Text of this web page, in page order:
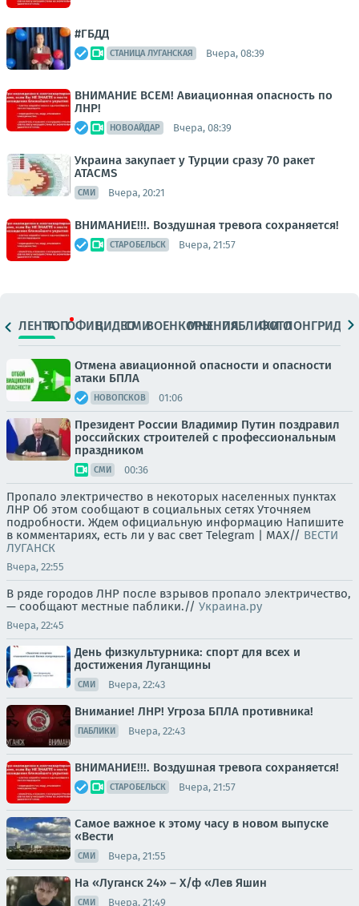
#ГБДД
СТАНИЦА ЛУГАНСКАЯ Вчера, 08:39
ВНИМАНИЕ ВСЕМ! Авиационная опасность по
ЛНР!
НОВОАЙДАР Вчера, 08:39
Украина закупает у Турции сразу 70 ракет
ATACMS
СМИ Вчера, 20:21
ВНИМАНИЕ!!!. Воздушная тревога сохраняется!
СТАРОБЕЛЬСК Вчера, 21:57
ЛЕНТАТОПОФИЦ.ВИДЕОСМИВОЕНКОРЫМНЕНИЯПАБЛИКИ
ФОТОЛОНГРИДЫ
Отмена авиационной опасности и опасности
атаки БПЛА
НОВОПСКОВ 01:06
Президент России Владимир Путин поздравил
российских строителей с профессиональным
праздником
СМИ 00:36
Пропало электричество в некоторых населенных пунктах
ЛНР Об этом сообщают в социальных сетях Уточняем
подробности. Ждем официальную информацию Напишите
в комментариях, есть ли у вас свет Telegram | MAX// ВЕСТИ
ЛУГАНСК
Вчера, 22:55
В ряде городов ЛНР после взрывов пропало электричество,
— сообщают местные паблики.// Украина.ру
Вчера, 22:45
День физкультурника: спорт для всех и
достижения Луганщины
СМИ Вчера, 22:43
Внимание! ЛНР! Угроза БПЛА противника!
ПАБЛИКИ Вчера, 22:43
ВНИМАНИЕ!!!. Воздушная тревога сохраняется!
СТАРОБЕЛЬСК Вчера, 21:57
Самое важное к этому часу в новом выпуске
«Вести
СМИ Вчера, 21:55
На «Луганск 24» – Х/ф «Лев Яшин
СМИ Вчера, 21:49